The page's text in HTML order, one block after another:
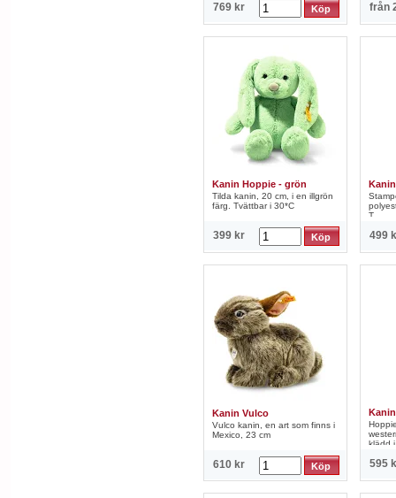
769 kr från
Kanin Hoppie - grön
Tilda kanin, 20 cm, i en illgrön
färg. Tvättbar i 30*C
399 kr
T...
499
Kanin Vulco
Vulco kanin, en art som finns i
Mexico, 23 cm
610 kr
klädd
595